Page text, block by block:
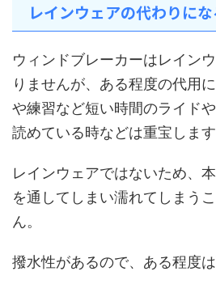
レインウェアの代わりにな
ウィンドブレーカーはレイン
りませんが、ある程度の代用
や練習など短い時間のライド
読めている時などは重宝します
レインウェアではないため、
を通してしまい濡れてしまう
ん。
撥水性があるので、ある程度は